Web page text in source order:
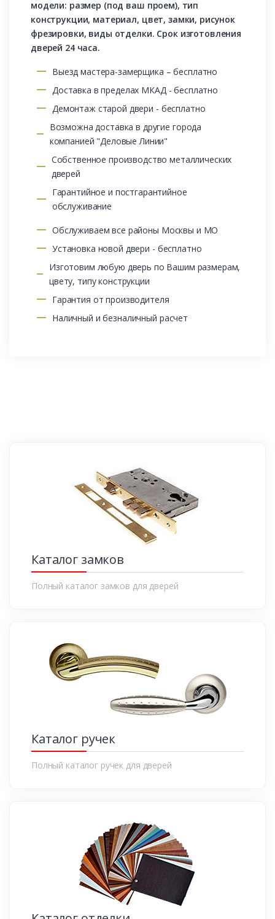
модели: размер (под ваш проем), тип
конструкции, материал, цвет, замки, рисунок
фрезировки, виды отделки. Срок изготовления
дверей 24 часа.
Выезд мастера-замерщика – бесплатно
Доставка в пределах МКАД - бесплатно
Демонтаж старой двери - бесплатно
Возможна доставка в другие города
компанией "Деловые Линии"
Собственное производство металлических
дверей
Гарантийное и постгарантийное
обслуживание
Обслуживаем все районы Москвы и МО
Установка новой двери - бесплатно
Изготовим любую дверь по Вашим размерам,
цвету, типу конструкции
Гарантия от производителя
Наличный и безналичный расчет
Каталог замков
Полный каталог замков для дверей
Каталог ручек
Полный каталог ручек для дверей